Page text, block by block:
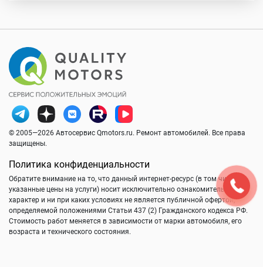
© 2005—2026 Автосервис Qmotors.ru. Ремонт автомобилей. Все права
защищены.
Политика конфиденциальности
Обратите внимание на то, что данный интернет-ресурс (в том числе
указанные цены на услуги) носит исключительно ознакомительный
характер и ни при каких условиях не является публичной офертой,
определяемой положениями Статьи 437 (2) Гражданского кодекса РФ.
Стоимость работ меняется в зависимости от марки автомобиля, его
возраста и технического состояния.